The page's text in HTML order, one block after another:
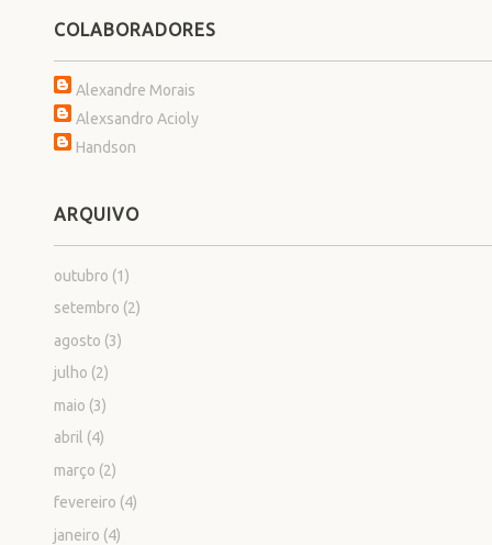
COLABORADORES
Alexandre Morais
Alexsandro Acioly
Handson
ARQUIVO
outubro (1)
setembro (2)
agosto (3)
julho (2)
maio (3)
abril (4)
março (2)
fevereiro (4)
janeiro (4)